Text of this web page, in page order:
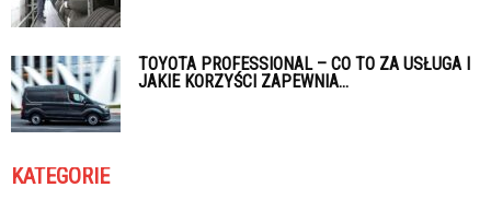
TOYOTA PROFESSIONAL – CO TO ZA USŁUGA I
JAKIE KORZYŚCI ZAPEWNIA...
KATEGORIE